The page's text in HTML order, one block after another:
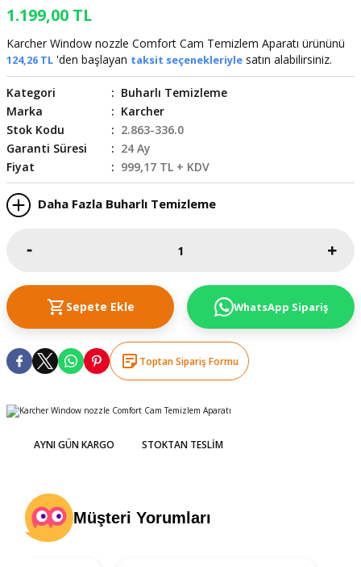
Siperlik
1.199,00 TL
Karcher Window nozzle Comfort Cam Temizlem Aparatı ürününü
124,26 TL 'den başlayan taksit seçenekleriyle satın alabilirsiniz.
Kategori
Buharlı Temizleme
Marka
Karcher
Stok Kodu
2.863-336.0
Garanti Süresi
24 Ay
Fiyat
999,17 TL + KDV
Daha Fazla Buharlı Temizleme
Sepete Ekle WhatsApp Sipariş
Toptan Sipariş Formu
AYNI GÜN KARGO STOKTAN TESLIM